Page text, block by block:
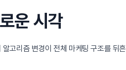
운 시각
고리즘 변경이 전체 마케팅 구조를 뒤